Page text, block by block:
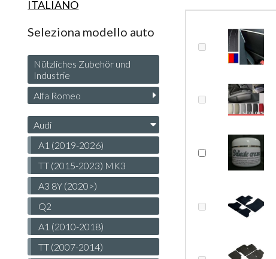
ITALIANO
Seleziona modello auto
Nützliches Zubehör und
Industrie
Alfa Romeo
Audi
A1 (2019-2026)
TT (2015-2023) MK3
A3 8Y (2020>)
Q2
A1 (2010-2018)
TT (2007-2014)